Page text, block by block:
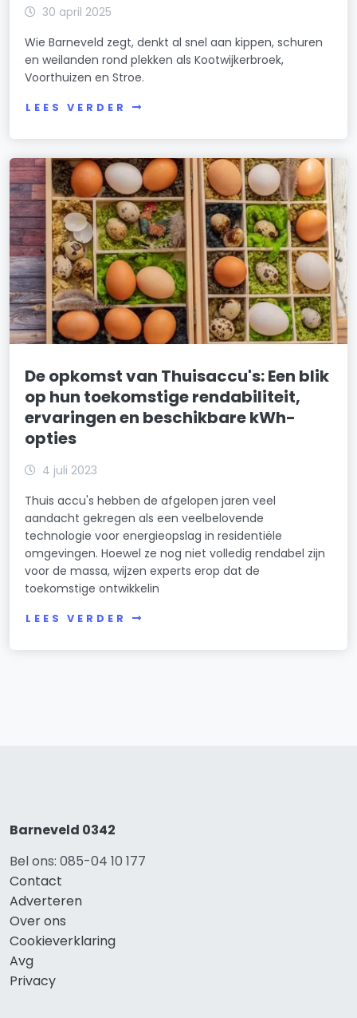
30 april 2025
Wie Barneveld zegt, denkt al snel aan kippen, schuren
en weilanden rond plekken als Kootwijkerbroek,
Voorthuizen en Stroe.
LEES VERDER
De opkomst van Thuisaccu's: Een blik
op hun toekomstige rendabiliteit,
ervaringen en beschikbare kWh-
opties
4 juli 2023
Thuis accu's hebben de afgelopen jaren veel
aandacht gekregen als een veelbelovende
technologie voor energieopslag in residentiële
omgevingen. Hoewel ze nog niet volledig rendabel zijn
voor de massa, wijzen experts erop dat de
toekomstige ontwikkelin
LEES VERDER
Barneveld 0342
Bel ons: 085-04 10 177
Contact
Adverteren
Over ons
Cookieverklaring
Avg
Privacy